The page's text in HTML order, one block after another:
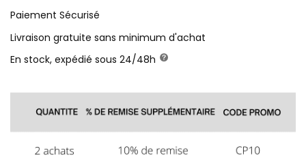
Paiement Sécurisé
Livraison gratuite sans minimum d'achat
En stock, expédié sous 24/48h